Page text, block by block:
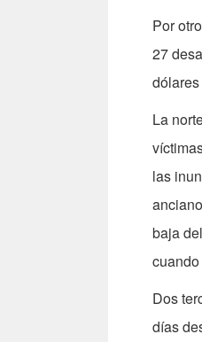
Por
27
La
las
baja
Dos
días